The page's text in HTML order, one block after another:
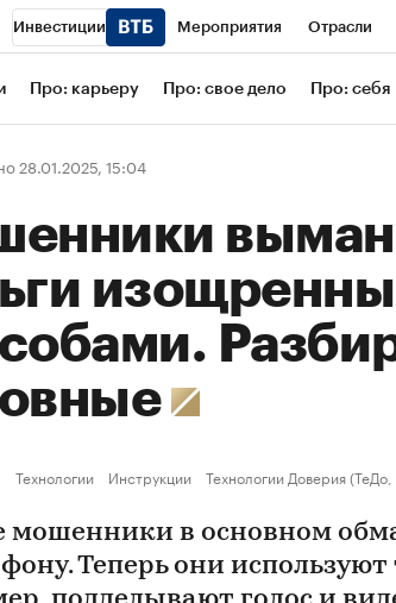
Инвестиции Мероприятия Отрасли
РБК РБК Образование РБК Life
Про: карьеру Про: свое дело Про: себя
28.01.2025, 15:04
Технологии Инструкции Технологии Доверия
мошенники в основном
Теперь они